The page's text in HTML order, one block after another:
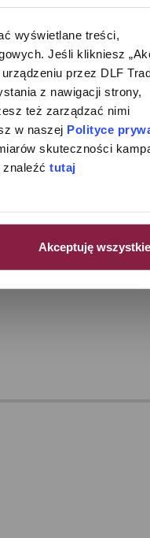
wyświetlane treści,
Jeśli klikniesz
przez DLF
z nawigacji strony,
też zarządzać nimi
w naszej Polityce
skuteczności
tutaj
Akceptuję wszystkie
21,90 zł -Inpost
płatne przy
Obsługi Klienta.
transportu. Nie
rozmiarów i